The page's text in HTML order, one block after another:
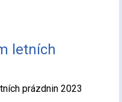
letních
prázdnin 2023